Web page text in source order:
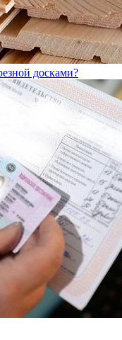
досками?